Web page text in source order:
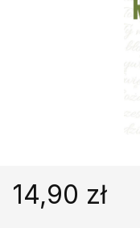
Podręczniki szkolne
Promocja
14,90 zł